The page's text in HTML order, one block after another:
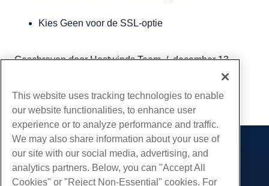
Kies Geen voor de SSL-optie
Geschreven door Hostwinds Team/december 13,
Kopiëren URL
Producten
Web hosting
Diensten
This website uses tracking technologies to enable
our website functionalities, to enhance user
experience or to analyze performance and traffic.
We may also share information about your use of
our site with our social media, advertising, and
analytics partners. Below, you can "Accept All
Cookies" or "Reject Non-Essential" cookies. For